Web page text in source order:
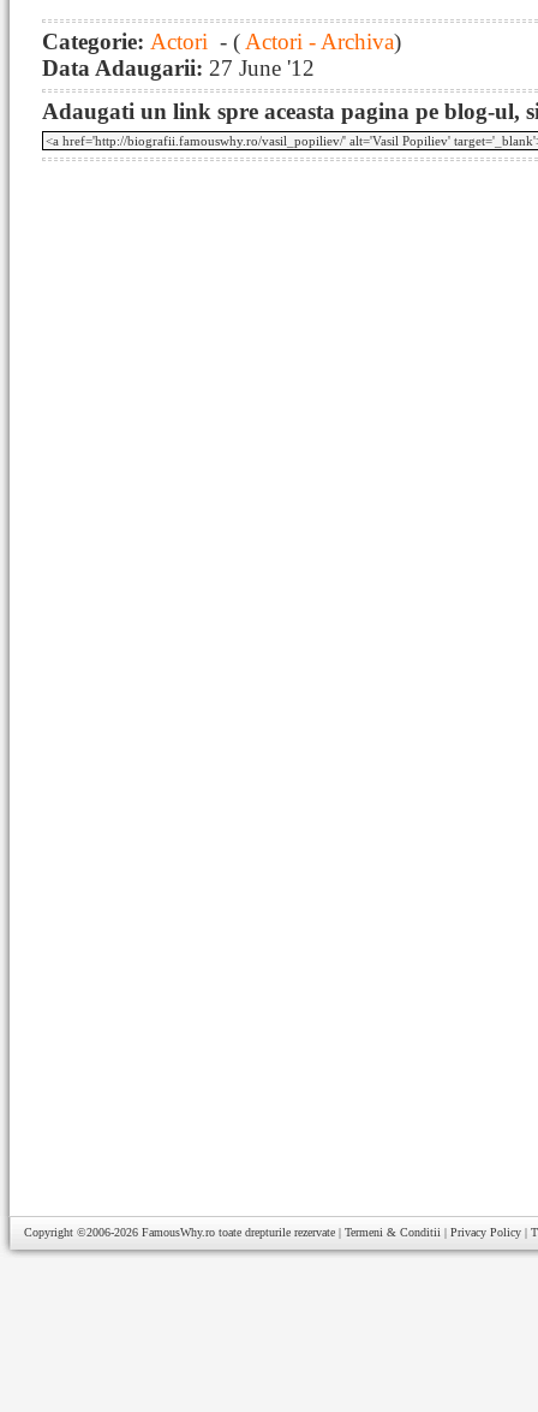
Categorie: Actori - ( Actori - Archiva)
Data Adaugarii: 27 June '12
Adaugati un link spre aceasta pagina pe blog-ul,
Copyright ©2006-2026 FamousWhy.ro toate drepturile rezervate | Termeni & Conditii | Privacy Policy |